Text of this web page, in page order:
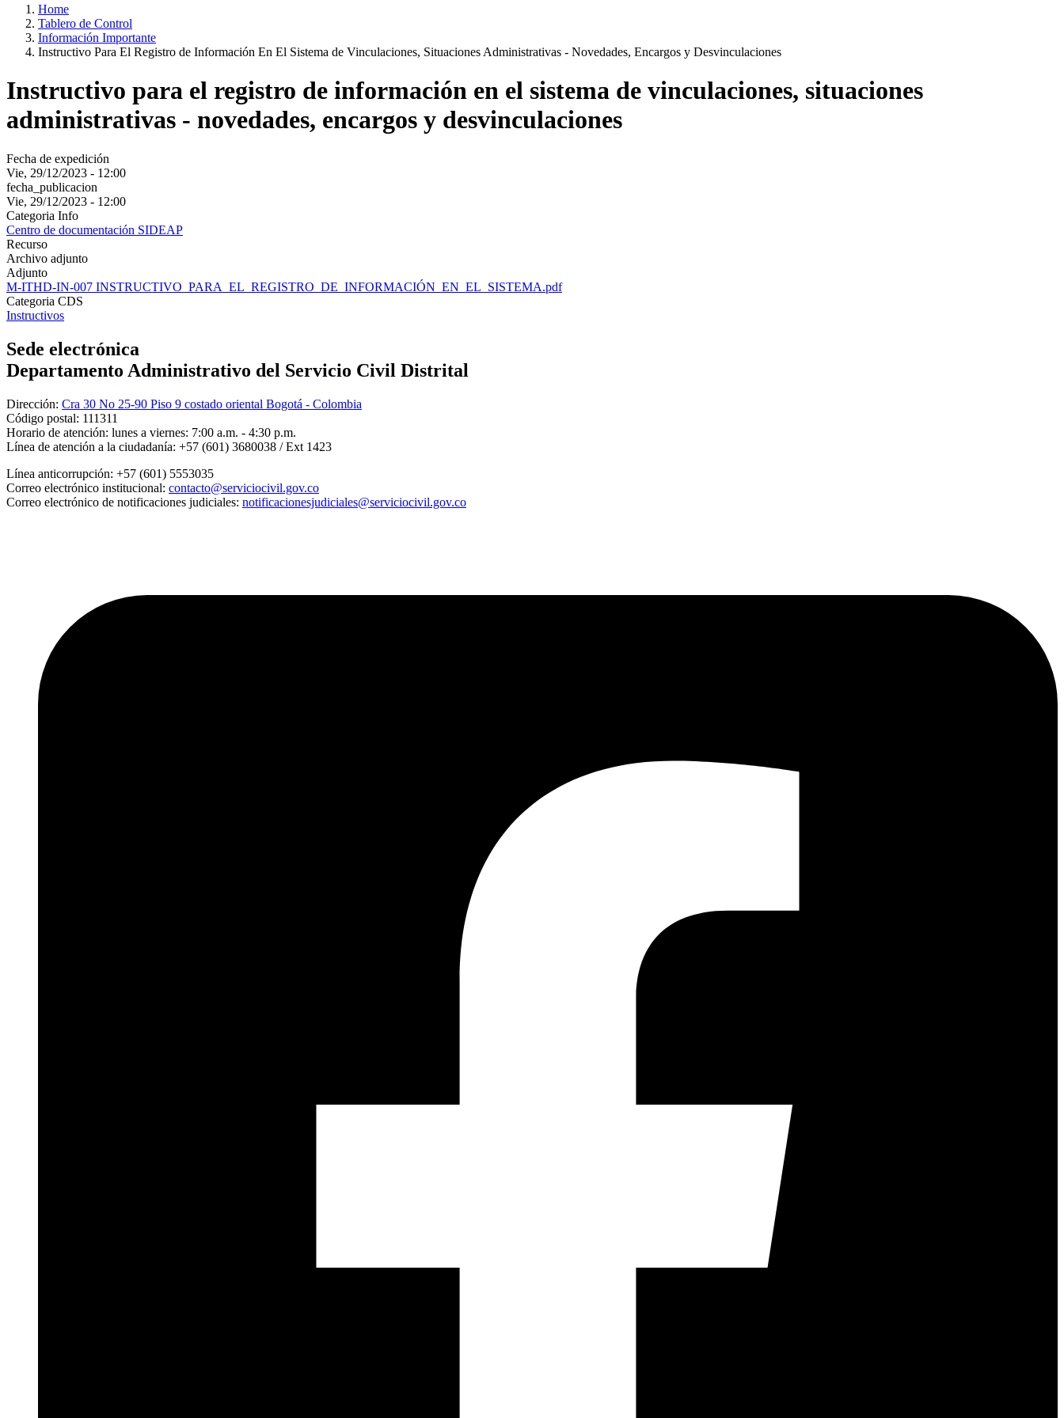
Home
Tablero de Control
Información Importante
Instructivo Para El Registro de Información En El Sistema de Vinculaciones, Situaciones Administrativas - Novedades, Encargos y Desvinculaciones
Instructivo para el registro de información en el sistema de vinculaciones, situaciones
administrativas - novedades, encargos y desvinculaciones
Fecha de expedición
Vie, 29/12/2023 - 12:00
fecha_publicacion
Vie, 29/12/2023 - 12:00
Categoria Info
Centro de documentación SIDEAP
Recurso
Archivo adjunto
Adjunto
M-ITHD-IN-007 INSTRUCTIVO_PARA_EL_REGISTRO_DE_INFORMACIÓN_EN_EL_SISTEMA.pdf
Categoria CDS
Instructivos
Sede electrónica
Departamento Administrativo del Servicio Civil Distrital
Dirección: Cra 30 No 25-90 Piso 9 costado oriental Bogotá - Colombia
Código postal: 111311
Horario de atención: lunes a viernes: 7:00 a.m. - 4:30 p.m.
Línea de atención a la ciudadanía: +57 (601) 3680038 / Ext 1423
Línea anticorrupción: +57 (601) 5553035
Correo electrónico institucional: contacto@serviciocivil.gov.co
Correo electrónico de notificaciones judiciales: notificacionesjudiciales@serviciocivil.gov.co